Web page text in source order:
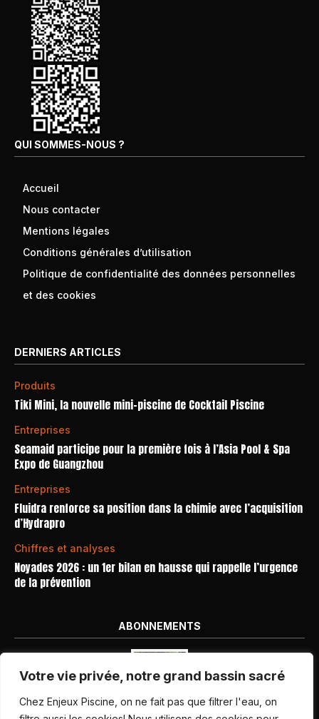
Votre vie privée, notre grand bassin sacré
Chez Enjeux Piscine, on ne fait pas que filtrer l'eau, on
QUI SOMMES-NOUS ?
Accueil
Nous contacter
Mentions légales
Conditions générales d’utilisation
Politique de confidentialité des données personnelles
et des cookies
DERNIERS ARTICLES
Produits
Tiki Mini, la nouvelle mini-piscine de Cocktail Piscine
Entreprises
Seamaid participe pour la première fois à l’Asia Pool & Spa
Expo de Guangzhou
Entreprises
Fluidra renforce sa position dans la chimie avec l’acquisition
d’Hydrapro
Chiffres et analyses
Noyades 2026 : un 1er bilan en hausse qui rappelle l’urgence
de la prévention
ABONNEMENTS